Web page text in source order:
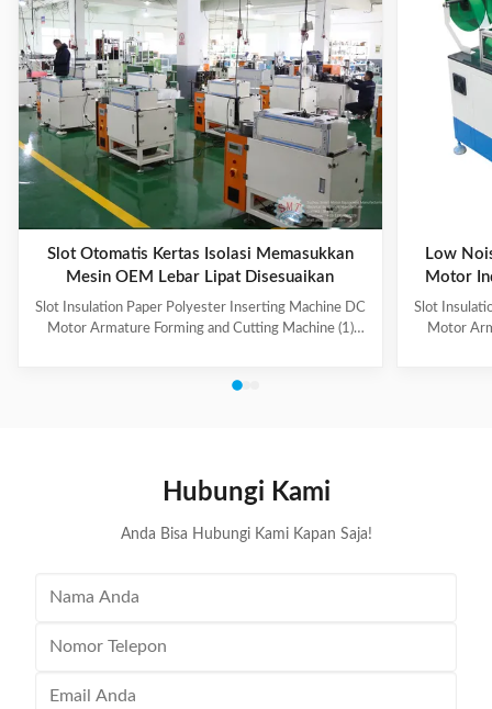
Slot Otomatis Kertas Isolasi Memasukkan
Mesin OEM Lebar Lipat Disesuaikan
Slot Insulation Paper Polyester Inserting Machine DC
Motor Armature Forming and Cutting Machine (1)
thickness 0.15~0.35mm Feeding length 10~200mm
W x H) 500 x 900 x 1200mm (2) Application Electric
Low
Motor
Slot
Motor
Hubungi Kami
Anda Bisa Hubungi Kami Kapan Saja!